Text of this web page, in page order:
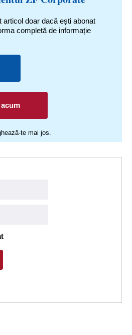
doar dacă ești abonat
completă de informație
te mai jos.